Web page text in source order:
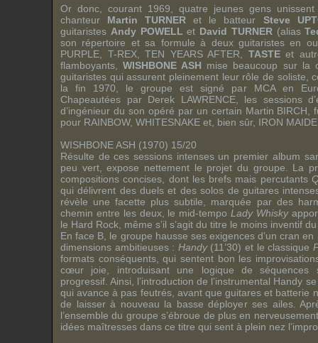
Or donc, courant 1969, quatre jeunes gens
chanteur Martin TURNER et le batteur Steve
guitaristes Andy POWELL et David TURNER(alias
son répertoire et sa formule à deux guitaristes en
PURPLE
T-REX, TEN YEARS AFTER TASTEet
flamboyants,WISHBONE ASH mise beaucoup sur la
guitaristes qui assurent pleinement leur rôle de soliste,
la fin 1970, le groupe est signé par MCAen
Chapeautées par Derek LAWRENCE, les sessions
d’ingénieur du son opéré par un certain Martin BIRCH ,
pour RAINBOW, WHITESNAKE et, bien sûr, IRON
WISHBONE ASH (1970) 15/20
Résulte de ces sessions intenses un premier album
peu vert, expose nettement le projet du groupe. La
compositions concises, dont les brefs mais percutants
qui délivrent des duels et des solos de guitares
révèle une facette plus subtile, marquée par des
chemin entre les deux, le mid-tempoLady Whisky
le Hard Rock, même s’il s’agit du titre le moins inventif
En face B, le groupe hausse ses exigences d’un cran
dimensions ambitieuses : Handy(11’30) et le classique
formats conséquents, qui sentent bon les
cœur joie, introduisant une logique de séquences
progressif. Ainsi, l’introduction de l’instrumental Handy
qui avance à pas feutrés, avant que guitares et batterie
de laisser à nouveau la basse déployer ses ailes.
l’ensemble du groupe s’ébroue de plus en
idées maîtresses dans ce titre qui sent à plein nez